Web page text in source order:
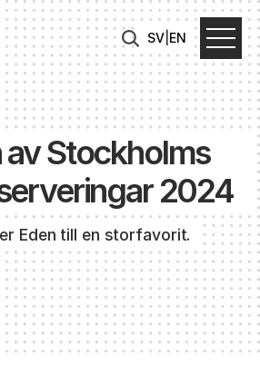
SV EN
av Stockholms
2024
Eden till en storfavorit.